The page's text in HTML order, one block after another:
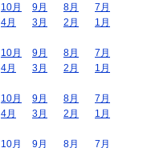
10月 9月 8月
7月
4月 3月 2月
1月
10月 9月 8月
7月
4月 3月 2月
1月
10月 9月 8月
7月
4月 3月 2月
1月
10月 9月 8月 7月